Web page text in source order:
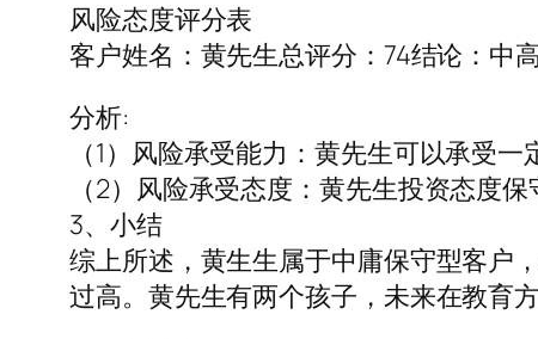
风险态度评分表
客户姓名：黄先生总评分：74结论：中
分析:
（1）风险承受能力：黄先生可以承受
（2）风险承受态度：黄先生投资态度
3、小结
综上所述，黄生生属于中庸保守型客户
过高。黄先生有两个孩子，未来在教育